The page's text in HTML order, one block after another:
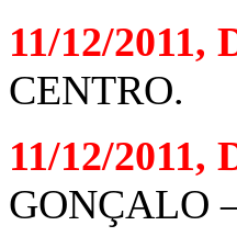
11/12/2011,
CENTRO.
11/12/2011,
GONÇALO